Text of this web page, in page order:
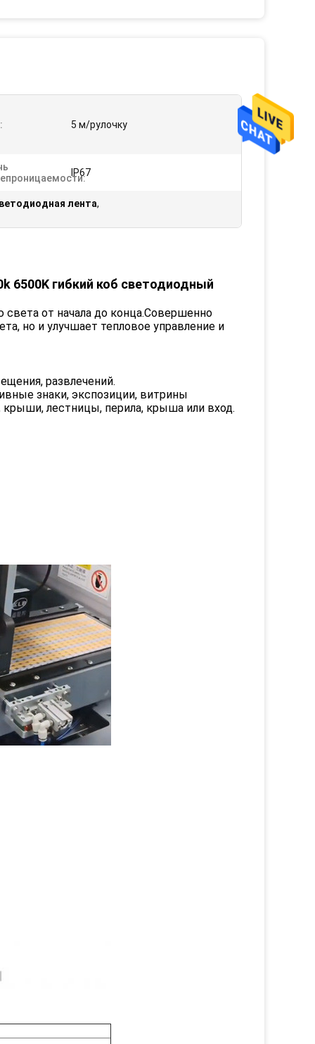
5 м/рулочку
IP67
лента,
6500K гибкий коб светодиодный
от начала до конца.Совершенно
но и улучшает тепловое управление и
развлечений.
знаки, экспозиции, витрины
лестницы, перила, крыша или вход.